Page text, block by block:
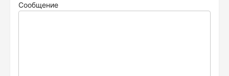
Сообщение